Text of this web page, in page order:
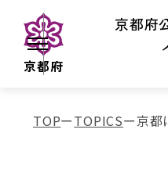
京都府
京都府
TOP TOPICS 京都